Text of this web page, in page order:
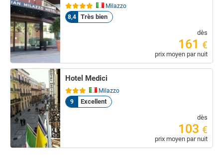
Milazzo
8,4
Très bien
dès
161 €
prix moyen par nuit
Hotel Medici
Milazzo
9
Excellent
dès
103 €
prix moyen par nuit